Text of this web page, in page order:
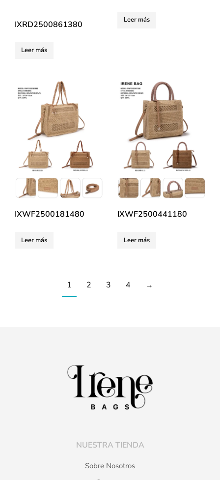
IXRD2500861380
Leer más
Leer más
IXWF2500181480
Leer más
IXWF2500441180
Leer más
1 2 3 4 →
NUESTRA TIENDA
Sobre Nosotros